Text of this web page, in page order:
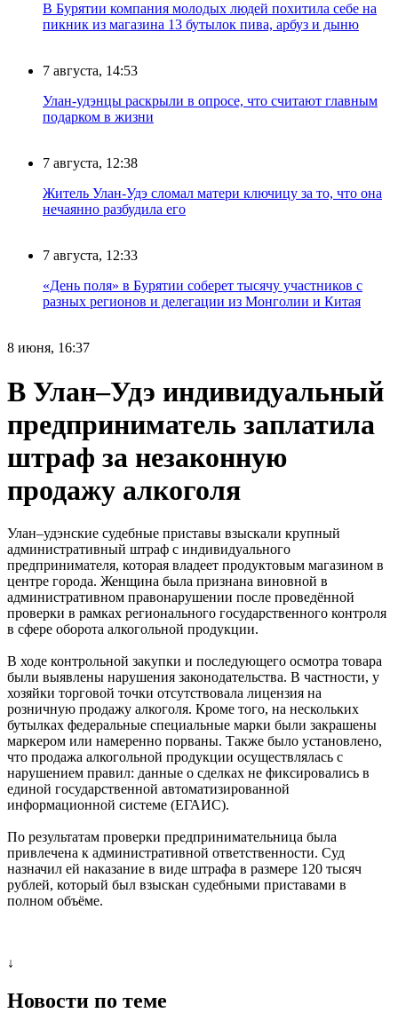
В Бурятии компания молодых людей похитила себе на
пикник из магазина 13 бутылок пива, арбуз и дыню
7 августа, 14:53
Улан-удэнцы раскрыли в опросе, что считают главным
подарком в жизни
7 августа, 12:38
Житель Улан-Удэ сломал матери ключицу за то, что она
нечаянно разбудила его
7 августа, 12:33
«День поля» в Бурятии соберет тысячу участников с
разных регионов и делегации из Монголии и Китая
8 июня, 16:37
В Улан–Удэ индивидуальный
предприниматель заплатила
штраф за незаконную
продажу алкоголя
Улан–удэнские судебные приставы взыскали крупный
административный штраф с индивидуального
предпринимателя, которая владеет продуктовым магазином в
центре города. Женщина была признана виновной в
административном правонарушении после проведённой
проверки в рамках регионального государственного контроля
в сфере оборота алкогольной продукции.
В ходе контрольной закупки и последующего осмотра товара
были выявлены нарушения законодательства. В частности, у
хозяйки торговой точки отсутствовала лицензия на
розничную продажу алкоголя. Кроме того, на нескольких
бутылках федеральные специальные марки были закрашены
маркером или намеренно порваны. Также было установлено,
что продажа алкогольной продукции осуществлялась с
нарушением правил: данные о сделках не фиксировались в
единой государственной автоматизированной
информационной системе (ЕГАИС).
По результатам проверки предпринимательница была
привлечена к административной ответственности. Суд
назначил ей наказание в виде штрафа в размере 120 тысяч
рублей, который был взыскан судебными приставами в
полном объёме.
↓
Новости по теме